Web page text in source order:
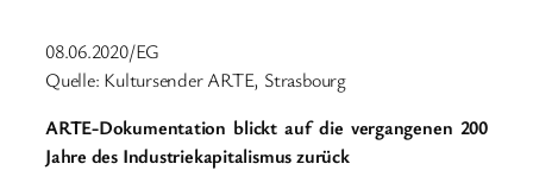
08.06.2020/EG
Quelle: Kultursender ARTE, Strasbourg
ARTE-Dokumentation blickt auf die vergangenen 200
Jahre des Industriekapitalismus zurück